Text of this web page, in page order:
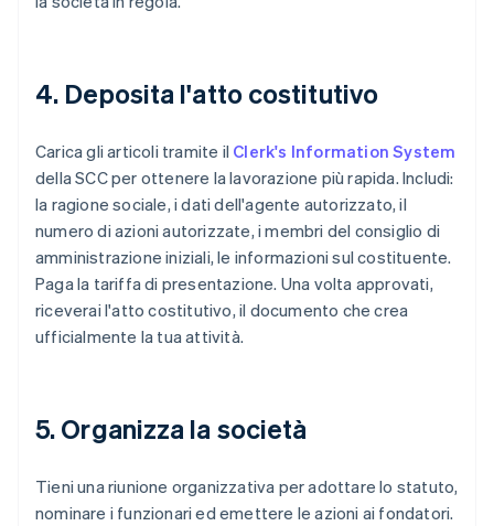
4. Deposita l'atto costitutivo
Carica gli articoli tramite il Clerk's Information System
della SCC per ottenere la lavorazione più rapida. Includi:
la ragione sociale, i dati dell'agente autorizzato, il
numero di azioni autorizzate, i membri del consiglio di
amministrazione iniziali, le informazioni sul costituente.
Paga la tariffa di presentazione. Una volta approvati,
riceverai l'atto costitutivo, il documento che crea
ufficialmente la tua attività.
5. Organizza la società
Tieni una riunione organizzativa per adottare lo statuto,
nominare i funzionari ed emettere le azioni ai fondatori.